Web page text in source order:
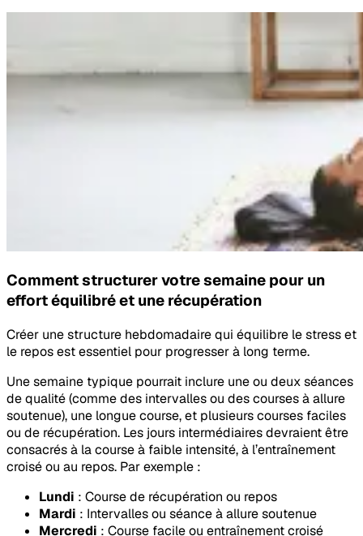
Comment structurer votre semaine pour un
effort équilibré et une récupération
Créer une structure hebdomadaire qui équilibre le stress et
le repos est essentiel pour progresser à long terme.
Une semaine typique pourrait inclure une ou deux séances
de qualité (comme des intervalles ou des courses à allure
soutenue), une longue course, et plusieurs courses faciles
ou de récupération. Les jours intermédiaires devraient être
consacrés à la course à faible intensité, à l’entraînement
croisé ou au repos. Par exemple :
Lundi : Course de récupération ou repos
Mardi : Intervalles ou séance à allure soutenue
Mercredi : Course facile ou entraînement croisé